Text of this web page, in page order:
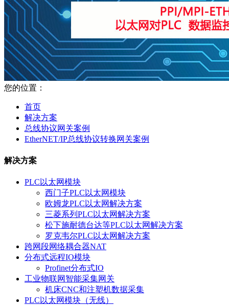
您的位置：
首页
解决方案
总线协议网关案例
EtherNET/IP总线协议转换网关案例
解决方案
PLC以太网模块
西门子PLC以太网模块
欧姆龙PLC以太网解决方案
三菱系列PLC以太网解决方案
松下施耐德台达等PLC以太网解决方案
罗克韦尔PLC以太网解决方案
跨网段网络耦合器NAT
分布式远程IO模块
Profinet分布式IO
工业物联网智能采集网关
机床CNC和注塑机数据采集
PLC以太网模块（无线）